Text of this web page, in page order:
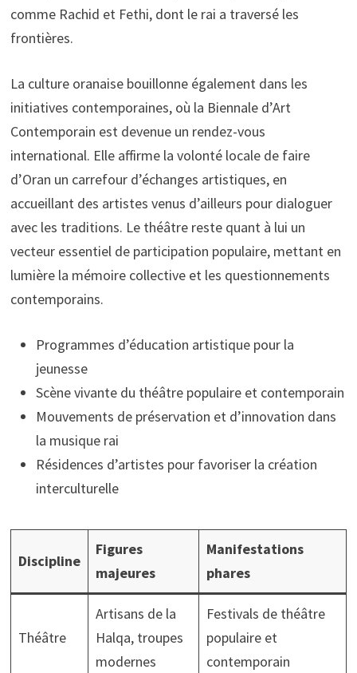
comme Rachid et Fethi, dont le rai a traversé les
frontières.
La culture oranaise bouillonne également dans les
initiatives contemporaines, où la Biennale d’Art
Contemporain est devenue un rendez-vous
international. Elle affirme la volonté locale de faire
d’Oran un carrefour d’échanges artistiques, en
accueillant des artistes venus d’ailleurs pour dialoguer
avec les traditions. Le théâtre reste quant à lui un
vecteur essentiel de participation populaire, mettant en
lumière la mémoire collective et les questionnements
contemporains.
Programmes d’éducation artistique pour la
jeunesse
Scène vivante du théâtre populaire et contemporain
Mouvements de préservation et d’innovation dans
la musique rai
Résidences d’artistes pour favoriser la création
interculturelle
Discipline
Figures
majeures
Manifestations
phares
Théâtre
Artisans de la
Halqa, troupes
modernes
Festivals de théâtre
populaire et
contemporain